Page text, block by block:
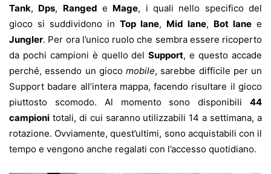
Tank, Dps, Ranged e Mage, i quali nello specifico del
gioco si suddividono in Top lane, Mid lane, Bot lane e
Jungler. Per ora l’unico ruolo che sembra essere ricoperto
da pochi campioni è quello delSupport, e questo accade
perché, essendo un gioco mobile, sarebbe difficile per un
Support badare all’intera mappa, facendo risultare il gioco
piuttosto scomodo. Al momento sono disponibili 44
campioni totali, di cui saranno utilizzabili 14 a settimana, a
rotazione. Ovviamente, quest’ultimi, sono acquistabili con il
tempo e vengono anche regalati con l’accesso quotidiano.